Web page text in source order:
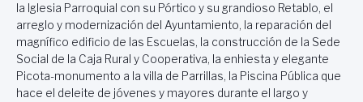
la Iglesia Parroquial con su Pórtico y su grandioso Retablo, el
arreglo y modernización del Ayuntamiento, la reparación del
magnífico edificio de las Escuelas, la construcción de la Sede
Social de la Caja Rural y Cooperativa, la enhiesta y elegante
Picota-monumento a la villa de Parrillas, la Piscina Pública que
hace el deleite de jóvenes y mayores durante el largo y